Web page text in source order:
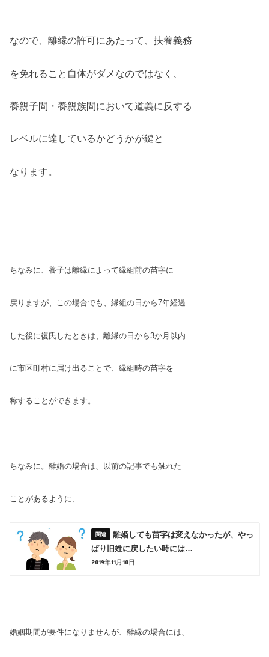
なので、離縁の許可にあたって、扶養義務
を免れること自体がダメなのではなく、
養親子間・養親族間において道義に反する
レベルに達しているかどうかが鍵と
なります。
ちなみに、養子は離縁によって縁組前の苗字に
戻りますが、この場合でも、縁組の日から7年経過
した後に復氏したときは、離縁の日から3か月以内
に市区町村に届け出ることで、縁組時の苗字を
称することができます。
ちなみに。離婚の場合は、以前の記事でも触れた
ことがあるように、
離婚しても苗字は変えなかったが、やっ
ぱり旧姓に戻したい時には…
2019年11月10日
婚姻期間が要件になりませんが、離縁の場合には、